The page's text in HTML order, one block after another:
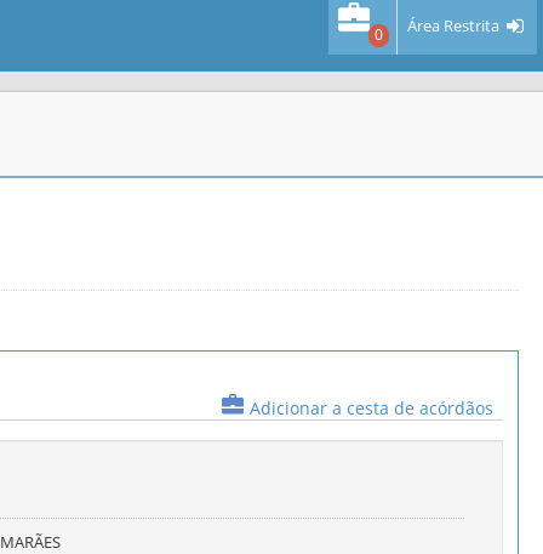
0 Área Restrita
Adicionar a cesta de acórdãos